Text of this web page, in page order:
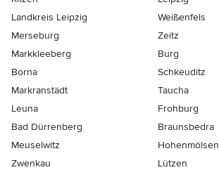
Landkreis Leipzig
Weißenfels
Merseburg
Zeitz
Markkleeberg
Burg
Borna
Schkeuditz
Markranstädt
Taucha
Leuna
Frohburg
Bad Dürrenberg
Braunsbedra
Meuselwitz
Hohenmölsen
Zwenkau
Lützen